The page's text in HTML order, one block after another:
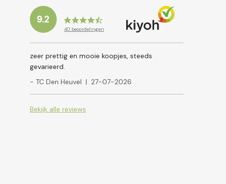
9.2
40beoordelingen
zeer prettig en mooie koopjes, steeds
gevarieerd.
- TC Den Heuvel | 27-07-2026
Bekijk alle reviews